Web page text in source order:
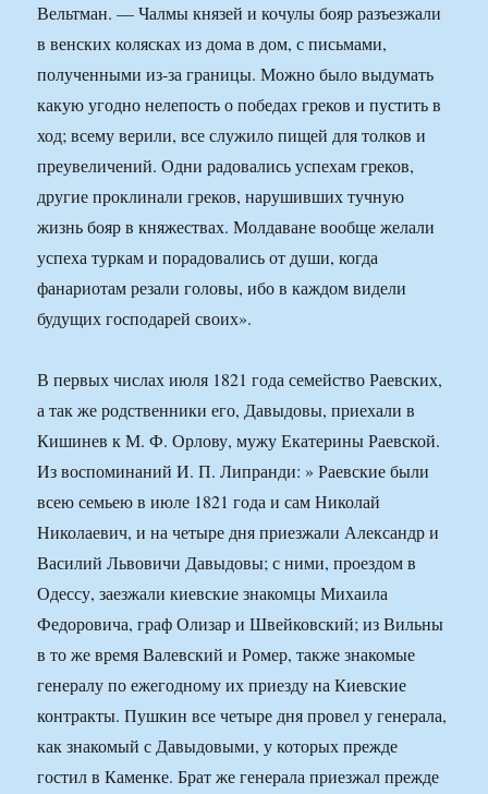
Вельтман. — Чалмы князей и кочулы бояр разъезжали
в венских колясках из дома в дом, с письмами,
полученными из-за границы. Можно было выдумать
какую угодно нелепость о победах греков и пустить в
ход; всему верили, все служило пищей для толков и
преувеличений. Одни радовались успехам греков,
другие проклинали греков, нарушивших тучную
жизнь бояр в княжествах. Молдаване вообще желали
успеха туркам и порадовались от души, когда
фанариотам резали головы, ибо в каждом видели
будущих господарей своих».
В первых числах июля 1821 года семейство Раевских,
а так же родственники его, Давыдовы, приехали в
Кишинев к М. Ф. Орлову, мужу Екатерины Раевской.
Из воспоминаний И. П. Липранди: » Раевские были
всею семьею в июле 1821 года и сам Николай
Николаевич, и на четыре дня приезжали Александр и
Василий Львовичи Давыдовы; с ними, проездом в
Одессу, заезжали киевские знакомцы Михаила
Федоровича, граф Олизар и Швейковский; из Вильны
в то же время Валевский и Ромер, также знакомые
генералу по ежегодному их приезду на Киевские
контракты. Пушкин все четыре дня провел у генерала,
как знакомый с Давыдовыми, у которых прежде
гостил в Каменке. Брат же генерала приезжал прежде